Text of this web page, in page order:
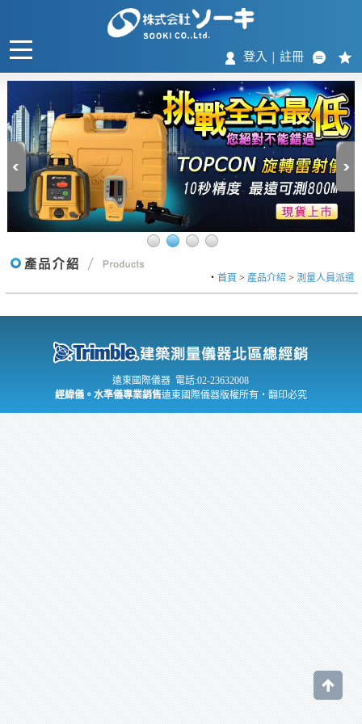
登入 註冊
‧首頁 > 產品介紹 >測量人員派遣
遠東國際儀器 電話:02-23632008
經緯儀。水準儀專業銷售遠東國際儀器版權所有‧翻印必究